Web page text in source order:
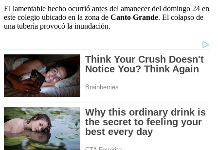
El lamentable hecho ocurrió antes del amanecer del domingo 24 en
este colegio ubicado en la zona de Canto Grande. El colapso de
una tubería provocó la inundación.